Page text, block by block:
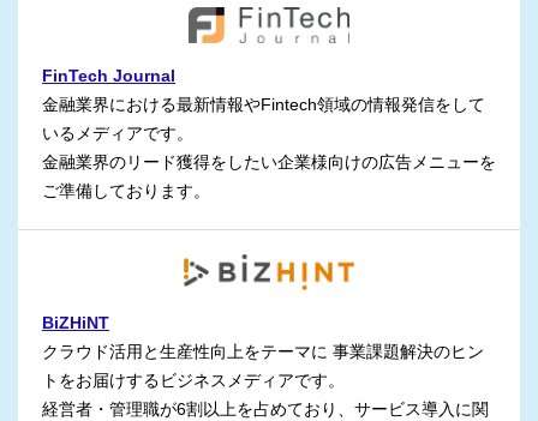
FinTech Journal
金融業界における最新情報やFintech領域の情報発信をして
いるメディアです。
金融業界のリード獲得をしたい企業様向けの広告メニューを
ご準備しております。
BiZHiNT
クラウド活用と生産性向上をテーマに 事業課題解決のヒン
トをお届けするビジネスメディアです。
経営者・管理職が6割以上を占めており、サービス導入に関